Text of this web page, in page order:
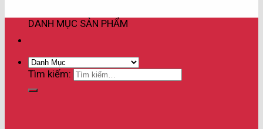
Tìm kiếm:
DANH MỤC SẢN PHẨM